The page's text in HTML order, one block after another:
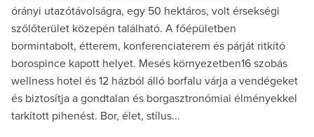
órányi utazótávolságra, egy 50 hektáros, volt érsekségi
szőlőterület közepén található. A főépületben
bormintabolt, étterem, konferenciaterem és párját ritkító
borospince kapott helyet. Mesés környezetben16 szobás
wellness hotel és 12 házból álló borfalu várja a vendégeket
és biztosítja a gondtalan és borgasztronómiai élményekkel
tarkított pihenést. Bor, élet, stílus...